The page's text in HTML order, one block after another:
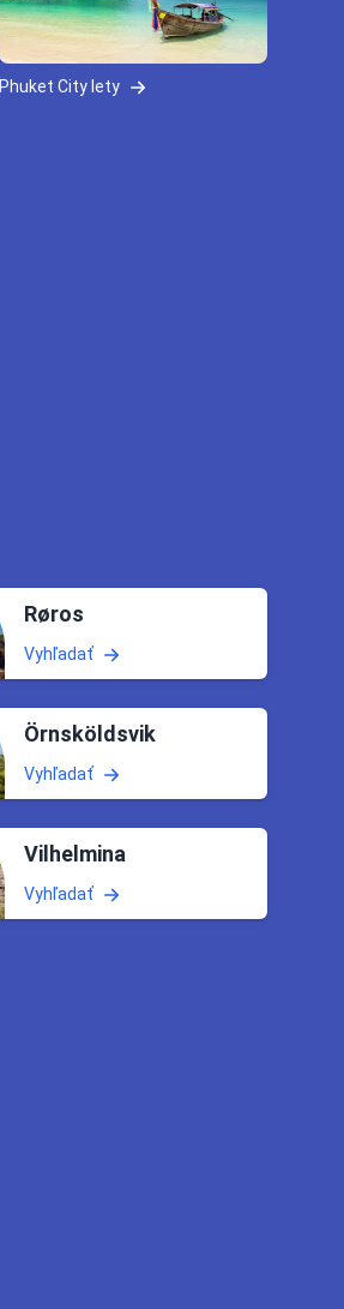
Phuket City lety
Røros
Vyhľadať
Örnsköldsvik
Vyhľadať
Vilhelmina
Vyhľadať